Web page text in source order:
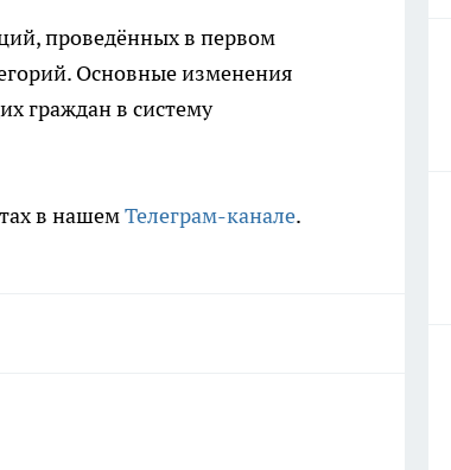
проведённых в первом
Основные изменения
граждан в систему
в нашемТелеграм-канале.